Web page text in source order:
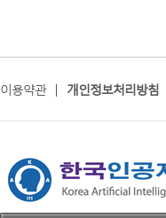
이용약관| 개인정보처리방침